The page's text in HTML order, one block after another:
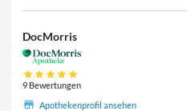
DocMorris
9 Bewertungen
Apothekenprofil ansehen